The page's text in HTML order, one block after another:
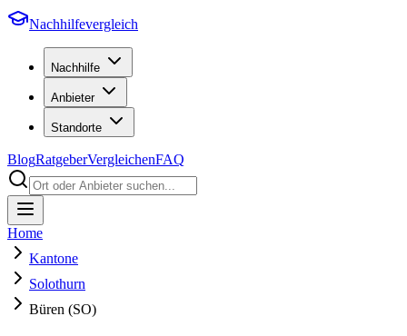
Nachhilfevergleich
Nachhilfe
Anbieter
Standorte
BlogRatgeberVergleichenFAQ
Home
Kantone
Solothurn
Büren (SO)